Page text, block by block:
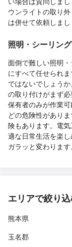
ウンライトの取り
は併せて依頼しまし
照明・シーリン
面倒で難しい照明
にすべて任せられ
ではないでしょう
の取り付けがまず
保有者のみが作業
どの危険性があり
険もあります。電
適な日常生活を楽
ガラッと変わります
エリアで絞り
熊本県
玉名郡